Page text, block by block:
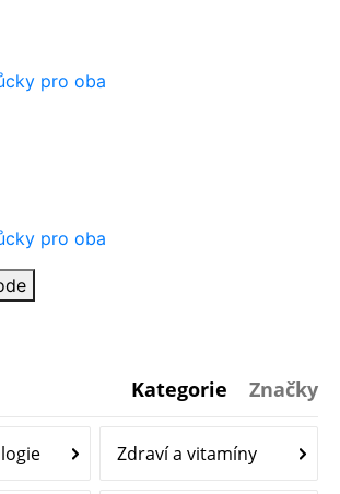
pro oba
pro oba
Kategorie Značky
Zdraví a vitamíny